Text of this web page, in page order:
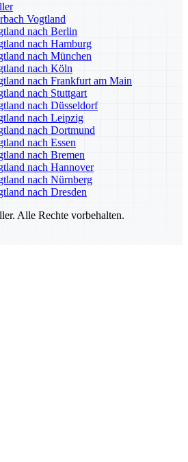
Vogtland
nach Berlin
nach Hamburg
nach München
nach Köln
nach Frankfurt am Main
nach Stuttgart
nach Düsseldorf
nach Leipzig
nach Dortmund
nach Essen
nach Bremen
nach Hannover
nach Nürnberg
nach Dresden
Alle Rechte vorbehalten.